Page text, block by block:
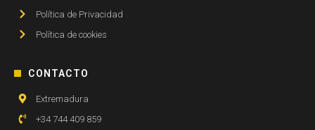
Política de Privacidad
Política de cookies
CONTACTO
Extremadura
+34 744 409 859